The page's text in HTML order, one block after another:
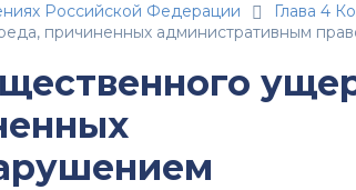
Российской Федерации
Глава 4
причиненных административным